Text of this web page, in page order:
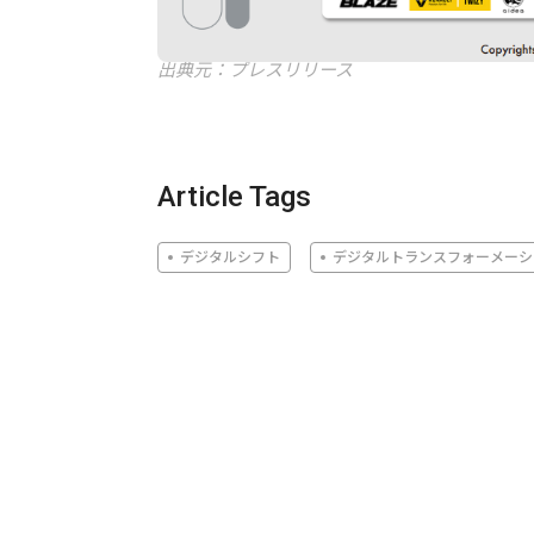
出典元：プレスリリース
Article Tags
デジタルシフト デジタルトランスフォーメー